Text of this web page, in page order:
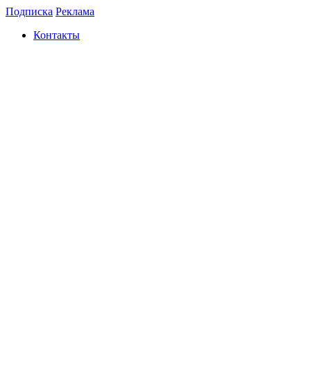
Подписка Реклама
Контакты